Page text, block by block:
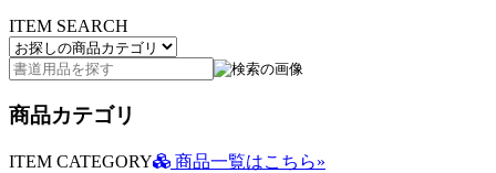
ITEM SEARCH
商品カテゴリ
ITEM CATEGORY
商品一覧はこちら»